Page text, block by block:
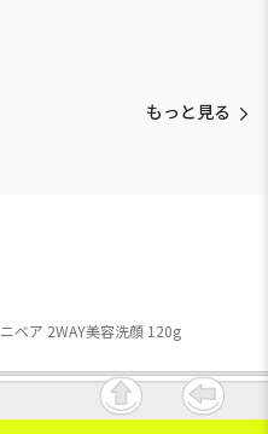
もっと見る
ニベア 2WAY美容洗顔 120g